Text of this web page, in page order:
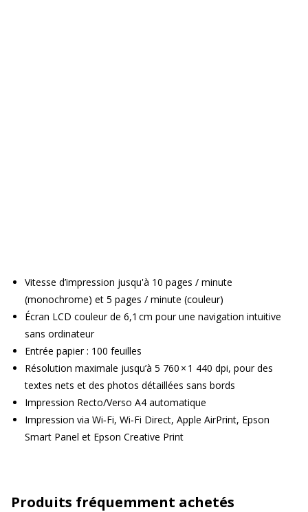
Vitesse d’impression jusqu'à 10 pages / minute
(monochrome) et 5 pages / minute (couleur)
Écran LCD couleur de 6,1 cm pour une navigation intuitive
sans ordinateur
Entrée papier : 100 feuilles
Résolution maximale jusqu’à 5 760 × 1 440 dpi, pour des
textes nets et des photos détaillées sans bords
Impression Recto/Verso A4 automatique
Impression via Wi‑Fi, Wi‑Fi Direct, Apple AirPrint, Epson
Smart Panel et Epson Creative Print
Produits fréquemment achetés